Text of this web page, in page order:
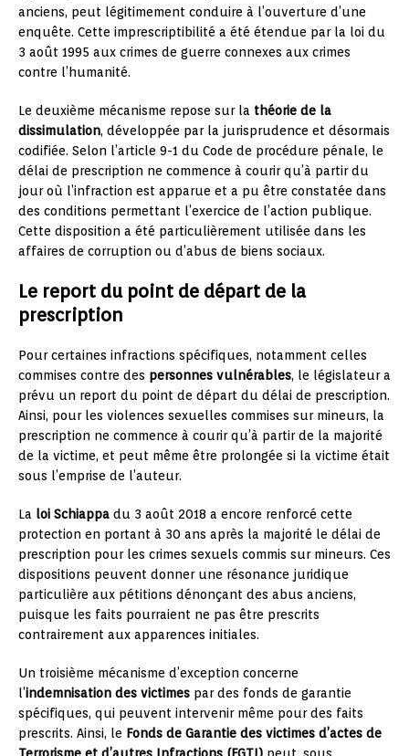
anciens, peut légitimement conduire à l’ouverture d’une
enquête. Cette imprescriptibilité a été étendue par la loi du
3 août 1995 aux crimes de guerre connexes aux crimes
contre l’humanité.
Le deuxième mécanisme repose sur la théorie de la
dissimulation, développée par la jurisprudence et désormais
codifiée. Selon l’article 9-1 du Code de procédure pénale, le
délai de prescription ne commence à courir qu’à partir du
jour où l’infraction est apparue et a pu être constatée dans
des conditions permettant l’exercice de l’action publique.
Cette disposition a été particulièrement utilisée dans les
affaires de corruption ou d’abus de biens sociaux.
Le report du point de départ de la
prescription
Pour certaines infractions spécifiques, notamment celles
commises contre des personnes vulnérables, le législateur a
prévu un report du point de départ du délai de prescription.
Ainsi, pour les violences sexuelles commises sur mineurs, la
prescription ne commence à courir qu’à partir de la majorité
de la victime, et peut même être prolongée si la victime était
sous l’emprise de l’auteur.
La loi Schiappa du 3 août 2018 a encore renforcé cette
protection en portant à 30 ans après la majorité le délai de
prescription pour les crimes sexuels commis sur mineurs. Ces
dispositions peuvent donner une résonance juridique
particulière aux pétitions dénonçant des abus anciens,
puisque les faits pourraient ne pas être prescrits
contrairement aux apparences initiales.
Un troisième mécanisme d’exception concerne
l’indemnisation des victimes par des fonds de garantie
spécifiques, qui peuvent intervenir même pour des faits
prescrits. Ainsi, le Fonds de Garantie des victimes d’actes de